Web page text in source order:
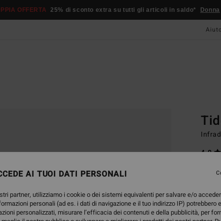
OFFERTA 25% di sconto extra su tutti gli articoli in saldo* Donna
4.0
AI TUOI DATI PERSONALI
partner, utilizziamo i cookie o dei sistemi equivalenti per salvare e/o
personali (ad es. i dati di navigazione e il tuo indirizzo IP) potrebbero
personalizzati, misurare l’efficacia dei contenuti e della pubblicità, per